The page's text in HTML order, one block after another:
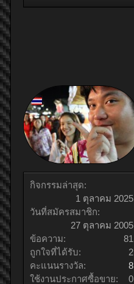
กิจกรรมล่าสุด:
1 ตุลาคม 2025
วันที่สมัครสมาชิก:
27 ตุลาคม 2005
ข้อความ:
81
ถูกใจที่ได้รับ:
2
คะแนนรางวัล:
8
ใช้งานประกาศซื้อขาย:
0